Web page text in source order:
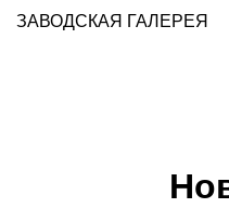
ЗАВОДСКАЯ ГАЛЕРЕЯ